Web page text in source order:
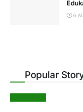
6
Popular